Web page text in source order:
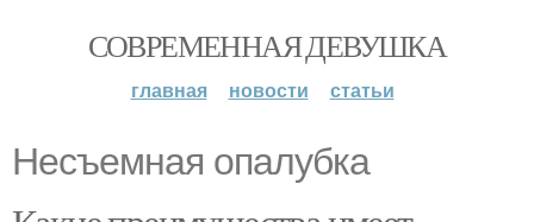
СОВРЕМЕННАЯ ДЕВУШКА
главная новости статьи
Несъемная опалубка